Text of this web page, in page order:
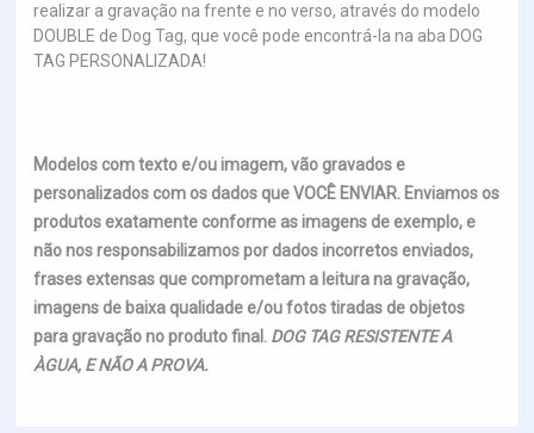
realizar a gravação na frente e no verso, através do modelo
DOUBLE de Dog Tag, que você pode encontrá-la na aba DOG
TAG PERSONALIZADA!
Modelos com texto e/ou imagem, vão gravados e
personalizados com os dados que VOCÊ ENVIAR. Enviamos os
produtos exatamente conforme as imagens de exemplo, e
não nos responsabilizamos por dados incorretos enviados,
frases extensas que comprometam a leitura na gravação,
imagens de baixa qualidade e/ou fotos tiradas de objetos
para gravação no produto final. DOG TAG RESISTENTE A
ÀGUA, E NÃO A PROVA.